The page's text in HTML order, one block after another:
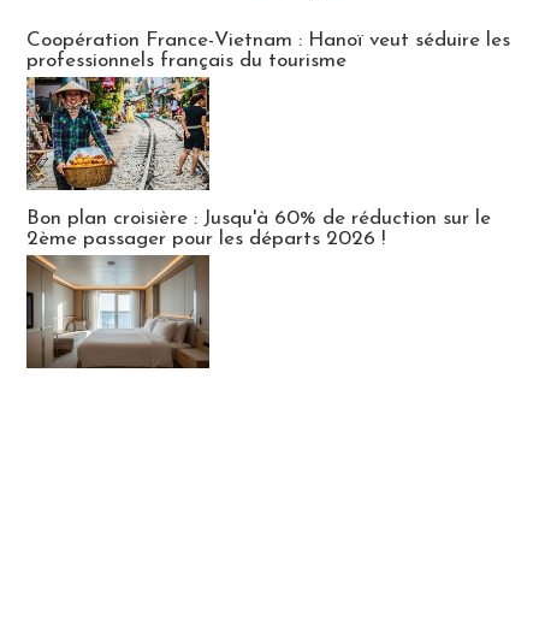
Coopération France-Vietnam : Hanoï veut séduire les
professionnels français du tourisme
Bon plan croisière : Jusqu'à 60% de réduction sur le
2ème passager pour les départs 2026 !